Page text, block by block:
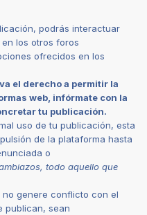
podrás interactuar
en los otros foros
ofrecidos en los
el derecho a permitir la
web, infórmate con la
tu publicación.
uso de tu publicación, esta
de la plataforma hasta
o
todo aquello que
genere conflicto con el
publican, sean